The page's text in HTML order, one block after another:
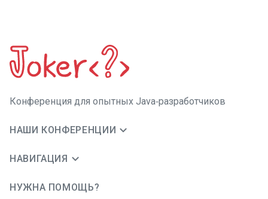
Конференция для опытных Java‑разработчиков
НАШИ КОНФЕРЕНЦИИ
НАВИГАЦИЯ
НУЖНА ПОМОЩЬ?